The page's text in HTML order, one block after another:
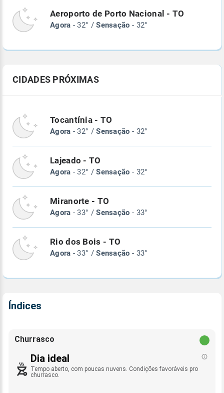
Aeroporto de Porto Nacional - TO
Agora - 32° /Sensação - 32°
CIDADES PRÓXIMAS
Tocantínia - TO
Agora - 32° /Sensação - 32°
Lajeado - TO
Agora - 32° /Sensação - 32°
Miranorte - TO
Agora - 33° /Sensação - 33°
Rio dos Bois - TO
Agora - 33° /Sensação - 33°
Índices
Churrasco
Dia ideal
Tempo aberto, com poucas nuvens. Condições favoráveis pro
churrasco.